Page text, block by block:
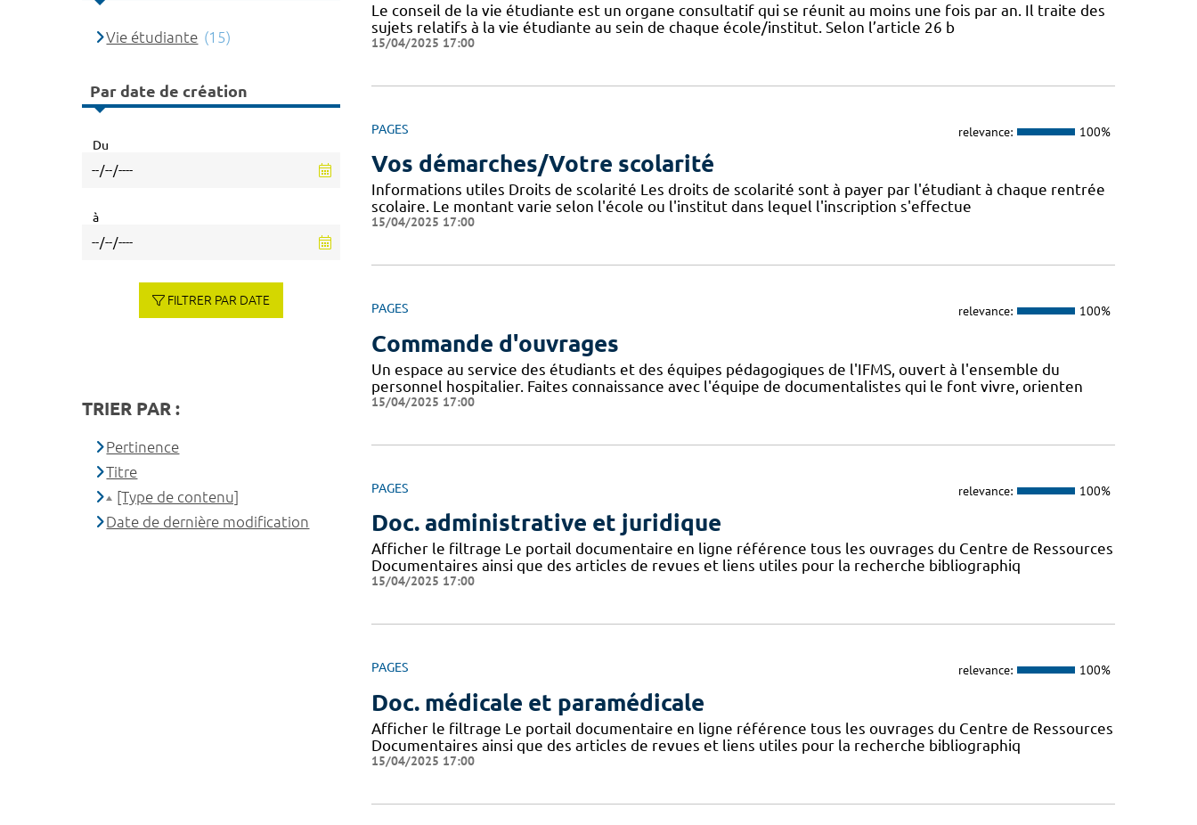
Le conseil de la vie étudiante est un organe consultatif qui se réunit au moins une fois par an. Il traite des
sujets relatifs à la vie étudiante au sein de chaque école/institut. Selon l’article 26 b
15/04/2025 17:00
PAGES relevance: 100%
Vos démarches/Votre scolarité
Informations utiles Droits de scolarité Les droits de scolarité sont à payer par l'étudiant à chaque rentrée
scolaire. Le montant varie selon l'école ou l'institut dans lequel l'inscription s'effectue
15/04/2025 17:00
PAGES relevance: 100%
Commande d'ouvrages
Un espace au service des étudiants et des équipes pédagogiques de l'IFMS, ouvert à l'ensemble du
personnel hospitalier. Faites connaissance avec l'équipe de documentalistes qui le font vivre, orienten
15/04/2025 17:00
PAGES relevance: 100%
Doc. administrative et juridique
Afficher le filtrage Le portail documentaire en ligne référence tous les ouvrages du Centre de Ressources
Documentaires ainsi que des articles de revues et liens utiles pour la recherche bibliographiq
15/04/2025 17:00
PAGES relevance: 100%
Doc. médicale et paramédicale
Afficher le filtrage Le portail documentaire en ligne référence tous les ouvrages du Centre de Ressources
Documentaires ainsi que des articles de revues et liens utiles pour la recherche bibliographiq
15/04/2025 17:00
Vie étudiante (15)
Par date de création
Du
à
FILTRER PAR DATE
TRIER PAR :
Pertinence
Titre
[Type de contenu]
Date de dernière modification